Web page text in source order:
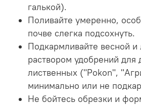
галькой).
Поливайте умеренно,
почве слегка подсохнуть.
Подкармливайте весной
раствором удобрений для
лиственных ("Pokon",
минимально или не
Не бойтесь обрезки и